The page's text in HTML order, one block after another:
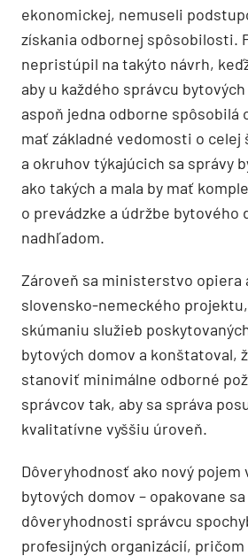
ekonomickej, nemuseli
získania odbornej spôsobilosti.
nepristúpil na takýto návrh,
aby u každého správcu
aspoň jedna odborne spôsobilá
mať základné vedomosti o celej
a okruhov týkajúcich sa správy
ako takých a mala by mať
o prevádzke a údržbe bytového
nadhľadom.
Zároveň sa ministerstvo opiera
slovensko-nemeckého
skúmaniu služieb
bytových domov a konštatoval,
stanoviť minimálne odborné
správcov tak, aby sa správa
kvalitatívne vyššiu úroveň.
Dôveryhodnosť ako nový pojem
bytových domov – opakovane
dôveryhodnosti správcu
profesijných organizácií,